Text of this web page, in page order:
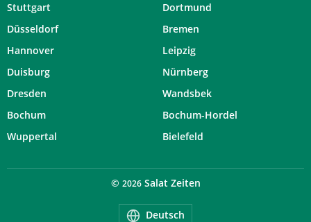
Stuttgart
Dortmund
Düsseldorf
Bremen
Hannover
Leipzig
Duisburg
Nürnberg
Dresden
Wandsbek
Bochum
Bochum-Hordel
Wuppertal
Bielefeld
© 2026 Salat Zeiten
Deutsch